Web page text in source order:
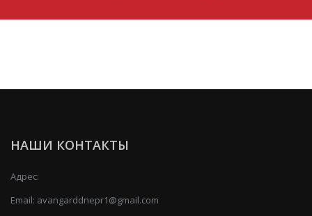
НАШИ КОНТАКТЫ
Адрес:
Email: avangarddnepr1@gmail.com